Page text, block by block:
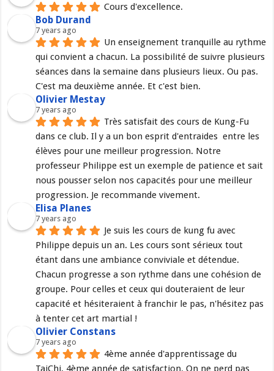
Cours d'excellence.
Bob Durand
7 years ago
Un enseignement tranquille au rythme
qui convient a chacun. La possibilité de suivre plusieurs
séances dans la semaine dans plusieurs lieux. Ou pas.
C'est ma deuxième année. Et c'est bien.
Olivier Mestay
7 years ago
Très satisfait des cours de Kung-Fu
dans ce club. Il y a un bon esprit d'entraides  entre les
élèves pour une meilleur progression. Notre
professeur Philippe est un exemple de patience et sait
nous pousser selon nos capacités pour une meilleur
progression. Je recommande vivement.
Elisa Planes
7 years ago
Je suis les cours de kung fu avec
Philippe depuis un an. Les cours sont sérieux tout
étant dans une ambiance conviviale et détendue.
Chacun progresse a son rythme dans une cohésion de
groupe. Pour celles et ceux qui douteraient de leur
capacité et hésiteraient à franchir le pas, n'hésitez pas
à tenter cet art martial !
Olivier Constans
7 years ago
4ème année d'apprentissage du
TaiChi, 4ème année de satisfaction. On ne perd pas